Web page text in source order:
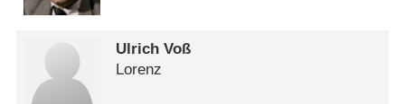
Ulrich Voß
Lorenz